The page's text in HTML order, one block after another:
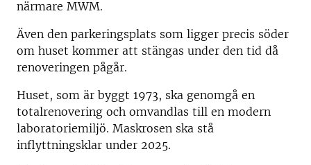
närmare MWM.
Även den parkeringsplats som ligger precis söder
om huset kommer att stängas under den tid då
renoveringen pågår.
Huset, som är byggt 1973, ska genomgå en
totalrenovering och omvandlas till en modern
laboratoriemiljö. Maskrosen ska stå
inflyttningsklar under 2025.